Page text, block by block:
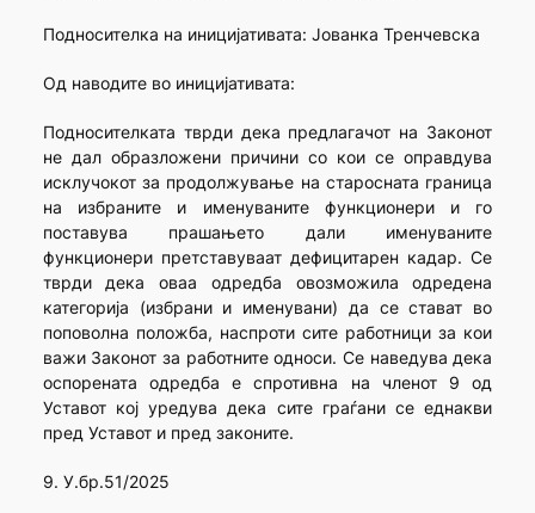
Подносителка на иницијативата: Јованка Тренчевска
Од наводите во иницијативата:
Подносителката тврди дека предлагачот на Законот
не дал образложени причини со кои се оправдува
исклучокот за продолжување на старосната граница
на избраните и именуваните функционери и го
поставува прашањето дали именуваните
функционери претставуваат дефицитарен кадар. Се
тврди дека оваа одредба овозможила одредена
категорија (избрани и именувани) да се стават во
поповолна положба, наспроти сите работници за кои
важи Законот за работните односи. Се наведува дека
оспорената одредба е спротивна на членот 9 од
Уставот кој уредува дека сите граѓани се еднакви
пред Уставот и пред законите.
9. У.бр.51/2025